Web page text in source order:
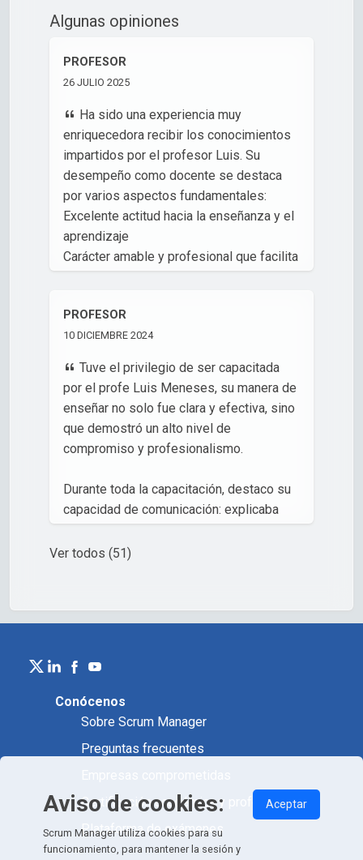
Algunas opiniones
PROFESOR
26 JULIO 2025
Ha sido una experiencia muy
enriquecedora recibir los conocimientos
impartidos por el profesor Luis. Su
desempeño como docente se destaca
por varios aspectos fundamentales:
Excelente actitud hacia la enseñanza y el
aprendizaje
Carácter amable y profesional que facilita
que imparte
Considero que sería muy beneficioso
el profesor Luis tuviera la oportunidad de
impartir un bootcamp de Scrum Master.
Su perfil profesional y sus habilidades
pedagógicas lo convierten en un
candidato ideal para este tipo de
estaría muy interesado/a en participar en
dicho programa si llegara a ofrecerse.
Libni Chavez
PROFESOR
10 DICIEMBRE 2024
Tuve el privilegio de ser capacitada
por el profe Luis Meneses, su manera de
enseñar no solo fue clara y efectiva, sino
que demostró un alto nivel de
compromiso y profesionalismo.
Durante toda la capacitación, destaco su
capacidad de comunicación: explicaba
siempre estaba dispuesto a responder
Lizbeth Saavedra,
Ver todos (51)
Conócenos
Sobre Scrum Manager
Preguntas frecuentes
Certificación académica y profesional
Plataforma de exámenes
Aviso de cookies:
Scrum Manager utiliza cookies para su
funcionamiento, para mantener la sesión y
Aceptar